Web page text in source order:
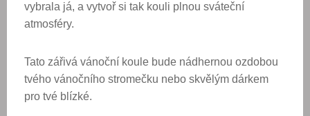
vybrala já, a vytvoř si tak kouli plnou sváteční
atmosféry.
Tato zářivá vánoční koule bude nádhernou ozdobou
tvého vánočního stromečku nebo skvělým dárkem
pro tvé blízké.